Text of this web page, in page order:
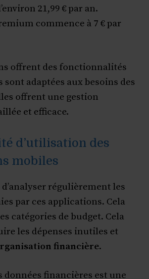
21,99 € par an.
commence à 7 € par
offrent des fonctionnalités
sont adaptées aux besoins des
offrent une gestion
et efficace.
d’utilisation des
mobiles
régulièrement les
par ces applications. Cela
catégories de budget. Cela
les dépenses inutiles et
financière.
données financières est une